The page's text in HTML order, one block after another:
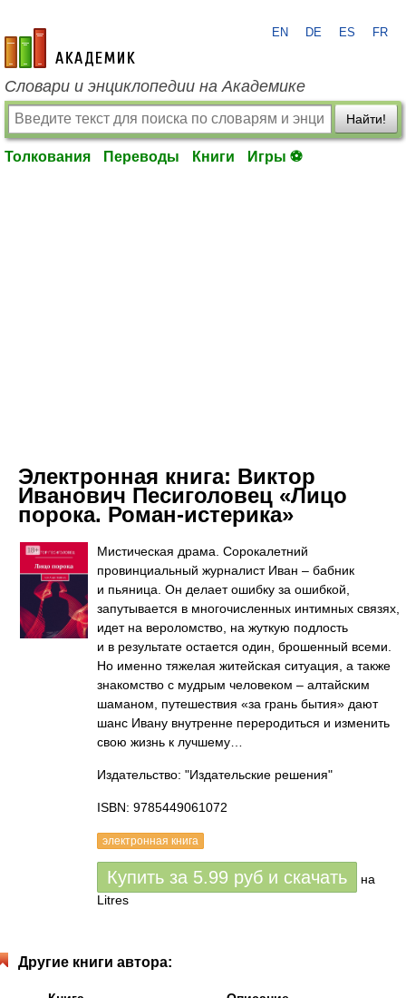
academic.ru
EN DE ES FR
Словари и энциклопедии на Академике
Найти!
Толкования Переводы Книги Игры ⚽
Электронная книга: Виктор
Иванович Песиголовец «Лицо
порока. Роман-истерика»
Мистическая драма. Сорокалетний
провинциальный журналист Иван – бабник
и пьяница. Он делает ошибку за ошибкой,
запутывается в многочисленных интимных связях,
идет на вероломство, на жуткую подлость
и в результате остается один, брошенный всеми.
Но именно тяжелая житейская ситуация, а также
знакомство с мудрым человеком – алтайским
шаманом, путешествия «за грань бытия» дают
шанс Ивану внутренне переродиться и изменить
свою жизнь к лучшему…
Издательство: "Издательские решения"
ISBN: 9785449061072
электронная книга
Купить за 5.99 руб и скачать
на
Litres
Другие книги автора: